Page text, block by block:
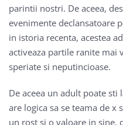
parintii nostri. De aceea,
evenimente declansatoare
in istoria recenta, acestea
activeaza partile ranite mai
speriate si neputincioase.
De aceea un adult poate
are logica sa se teama de x
un rost si o valoare in sine,